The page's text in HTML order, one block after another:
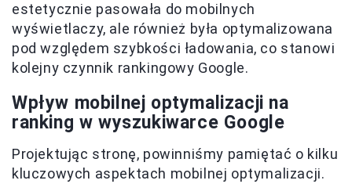
estetycznie pasowała do mobilnych
wyświetlaczy, ale również była optymalizowana
pod względem szybkości ładowania, co stanowi
kolejny czynnik rankingowy Google.
Wpływ mobilnej optymalizacji na
ranking w wyszukiwarce Google
Projektując stronę, powinniśmy pamiętać o kilku
kluczowych aspektach mobilnej optymalizacji.